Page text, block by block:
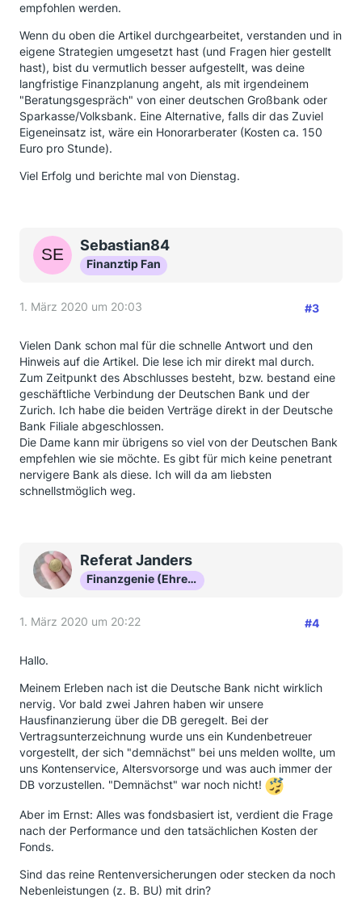
empfohlen werden.
Wenn du oben die Artikel durchgearbeitet, verstanden und in
eigene Strategien umgesetzt hast (und Fragen hier gestellt
hast), bist du vermutlich besser aufgestellt, was deine
langfristige Finanzplanung angeht, als mit irgendeinem
"Beratungsgespräch" von einer deutschen Großbank oder
Sparkasse/Volksbank. Eine Alternative, falls dir das Zuviel
Eigeneinsatz ist, wäre ein Honorarberater (Kosten ca. 150
Euro pro Stunde).
Viel Erfolg und berichte mal von Dienstag.
Sebastian84
Finanztip Fan
1. März 2020 um 20:03 #3
Vielen Dank schon mal für die schnelle Antwort und den
Hinweis auf die Artikel. Die lese ich mir direkt mal durch.
Zum Zeitpunkt des Abschlusses besteht, bzw. bestand eine
geschäftliche Verbindung der Deutschen Bank und der
Zurich. Ich habe die beiden Verträge direkt in der Deutsche
Bank Filiale abgeschlossen.
Die Dame kann mir übrigens so viel von der Deutschen Bank
empfehlen wie sie möchte. Es gibt für mich keine penetrant
nervigere Bank als diese. Ich will da am liebsten
schnellstmöglich weg.
Referat Janders
Finanzgenie (Ehrenmitglied)
1. März 2020 um 20:22 #4
Hallo.
Meinem Erleben nach ist die Deutsche Bank nicht wirklich
nervig. Vor bald zwei Jahren haben wir unsere
Hausfinanzierung über die DB geregelt. Bei der
Vertragsunterzeichnung wurde uns ein Kundenbetreuer
vorgestellt, der sich "demnächst" bei uns melden wollte, um
uns Kontenservice, Altersvorsorge und was auch immer der
DB vorzustellen. "Demnächst" war noch nicht!
Aber im Ernst: Alles was fondsbasiert ist, verdient die Frage
nach der Performance und den tatsächlichen Kosten der
Fonds.
Sind das reine Rentenversicherungen oder stecken da noch
Nebenleistungen (z. B. BU) mit drin?